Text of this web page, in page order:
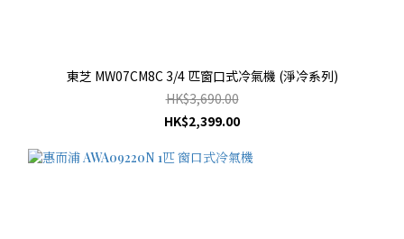
東芝 MW07CM8C 3/4 匹窗口式冷氣機 (淨冷系列)
HK$3,690.00
HK$2,399.00